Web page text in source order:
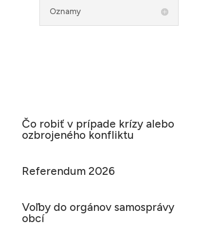
Oznamy
Čo robiť v prípade krízy alebo
ozbrojeného konfliktu
Referendum 2026
Voľby do orgánov samosprávy
obcí